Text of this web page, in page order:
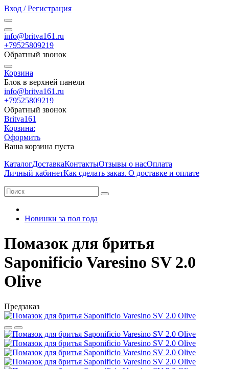
Вход / Регистрация
info@britva161.ru
+79525809219
Обратный звонок
Корзина
Блок в верхней панели
info@britva161.ru
+79525809219
Обратный звонок
Britva161
Корзина:
Оформить
Ваша корзина пуста
КаталогДоставкаКонтактыОтзывы о насОплата
Личный кабинетКак сделать заказ. О доставке и оплате
Новинки за пол года
Помазок для бритья
Saponificio Varesino SV 2.0
Olive
Предзаказ